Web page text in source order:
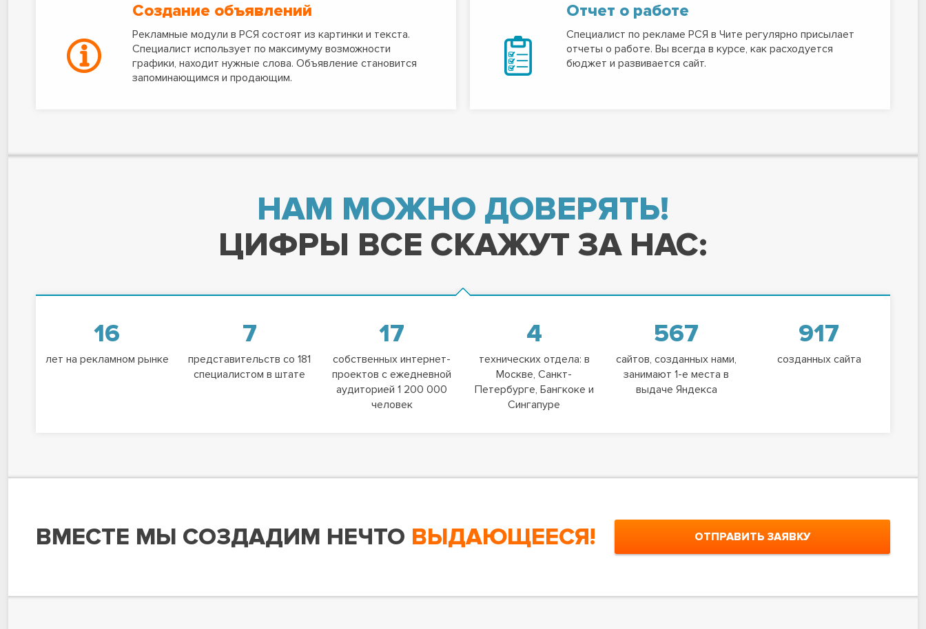
Создание объявлений
Рекламные модули в РСЯ состоят из картинки и текста.
Специалист использует по максимуму возможности
графики, находит нужные слова. Объявление становится
запоминающимся и продающим.
Отчет о работе
Специалист по рекламе РСЯ в Чите регулярно присылает
отчеты о работе. Вы всегда в курсе, как расходуется
бюджет и развивается сайт.
НАМ МОЖНО ДОВЕРЯТЬ!
ЦИФРЫ ВСЕ СКАЖУТ ЗА НАС:
16
лет на рекламном рынке
7
представительств со 181
специалистом в штате
17
собственных интернет-
проектов с ежедневной
аудиторией 1 200 000
человек
4
технических отдела: в
Москве, Санкт-
Петербурге, Бангкоке и
Сингапуре
567
сайтов, созданных нами,
занимают 1-е места в
выдаче Яндекса
917
созданных сайта
ВМЕСТЕ МЫ СОЗДАДИМ НЕЧТО ВЫДАЮЩЕЕСЯ! ОТПРАВИТЬ ЗАЯВКУ